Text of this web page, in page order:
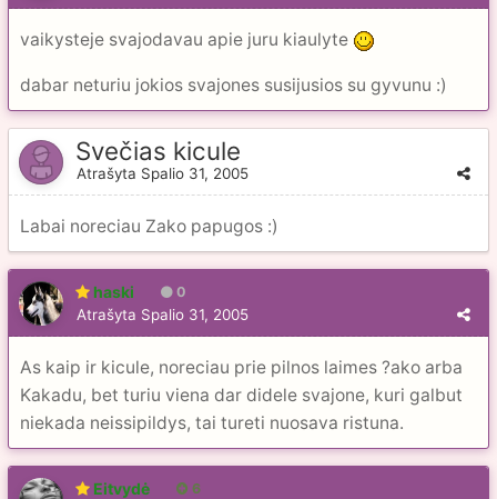
vaikysteje svajodavau apie juru kiaulyte
dabar neturiu jokios svajones susijusios su gyvunu :)
Svečias kicule
Atrašyta Spalio 31, 2005
Labai noreciau Zako papugos :)
haski 0
Atrašyta Spalio 31, 2005
As kaip ir kicule, noreciau prie pilnos laimes ?ako arba
Kakadu, bet turiu viena dar didele svajone, kuri galbut
niekada neissipildys, tai tureti nuosava ristuna.
Eitvydė 6